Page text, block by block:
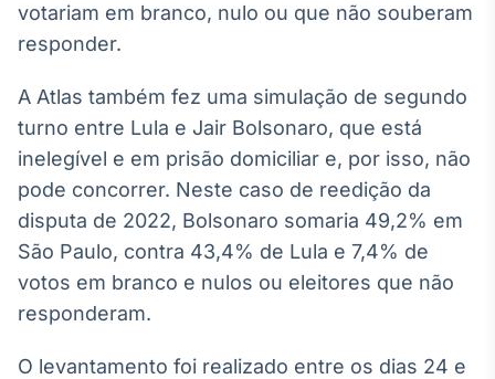
votariam em branco, nulo ou que não souberam
responder.
A Atlas também fez uma simulação de segundo
turno entre Lula e Jair Bolsonaro, que está
inelegível e em prisão domiciliar e, por isso, não
pode concorrer. Neste caso de reedição da
disputa de 2022, Bolsonaro somaria 49,2% em
São Paulo, contra 43,4% de Lula e 7,4% de
votos em branco e nulos ou eleitores que não
responderam.
O levantamento foi realizado entre os dias 24 e